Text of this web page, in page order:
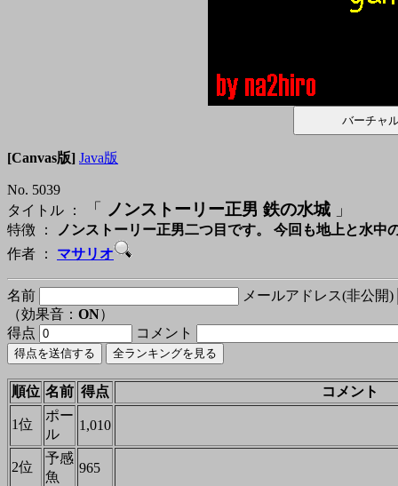
[Canvas版] Java版
No. 5039
タイトル ：
「 ノンストーリー正男 鉄の水城 」
特徴 ：
ノンストーリー正男二つ目です。 今回も地上と水中
作者 ： マサリオ
名前
メールアドレス(非公開)
（効果音： ON）
得点
コメント
順位 名前 得点 コメント
1位
ポー
ル
1,010
2位
予感
魚
965